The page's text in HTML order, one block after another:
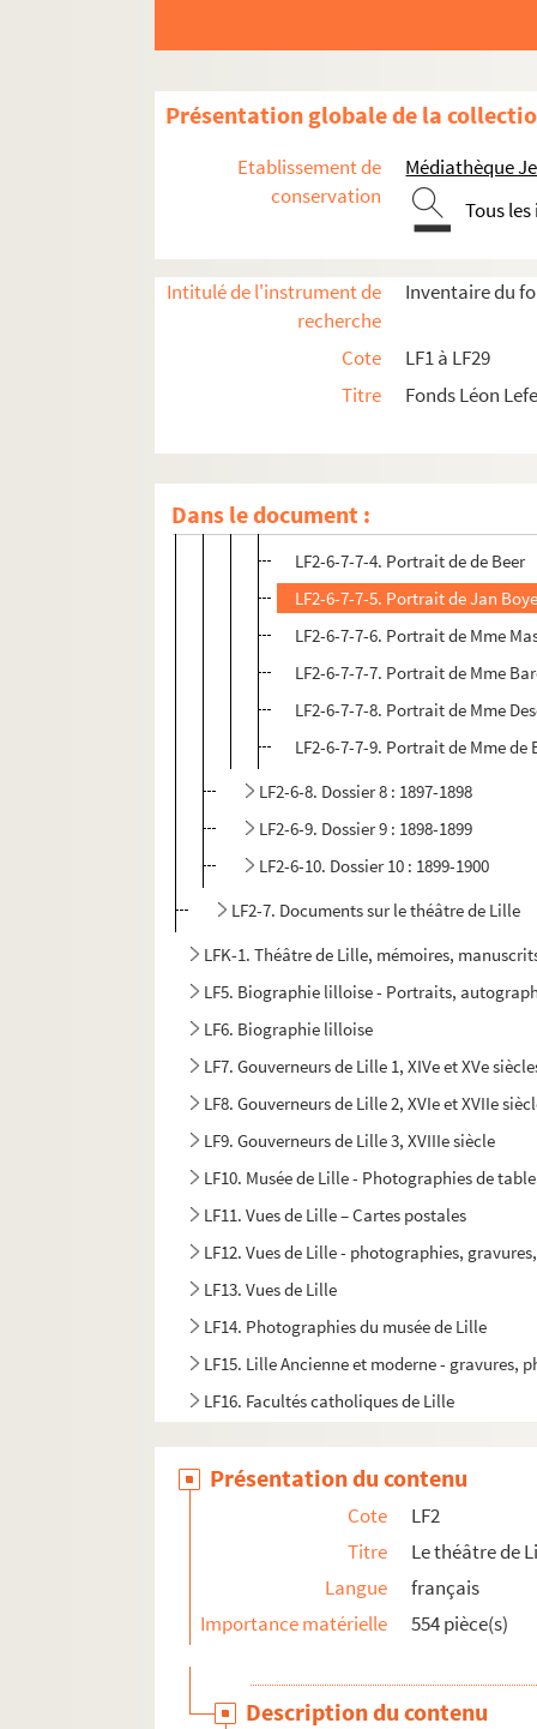
Présentation globale de la
Etablissement de
conservation
Médiathèque
Tous
Intitulé de l'instrument de
recherche
Inventaire du
Cote
LF1 à LF29
Titre
Fonds Léon
Dans le document :
LF2-6-7-1. Traités d’exploitation
LF2-6-7-2. Article de journal
LF2-6-7-3. Commission des Débuts
LF2-6-7-4. Arrêté municipal sur le
LF2-6-7-5. Répertoire
LF2-6-7-6. Tableau de la troupe
LF2-6-7-7. Portraits
LF2-6-7-7-3. Portrait de Letellier
LF2-6-7-7-4. Portrait de de Beer
LF2-6-7-7-5. Portrait de Jan
LF2-6-7-7-6. Portrait de Mme
LF2-6-7-7-7. Portrait de Mme
LF2-6-7-7-8. Portrait de Mme
LF2-6-7-7-9. Portrait de Mme de
LF2-6-8. Dossier 8 : 1897-1898
LF2-6-9. Dossier 9 : 1898-1899
LF2-6-10. Dossier 10 : 1899-1900
LF2-7. Documents sur le théâtre de Lille
LFK-1. Théâtre de Lille, mémoires,
LF5. Biographie lilloise - Portraits,
LF6. Biographie lilloise
LF7. Gouverneurs de Lille 1, XIVe et XVe
LF8. Gouverneurs de Lille 2, XVIe et XVIIe
LF9. Gouverneurs de Lille 3, XVIIIe siècle
LF10. Musée de Lille - Photographies de
LF11. Vues de Lille – Cartes postales
LF12. Vues de Lille - photographies,
LF13. Vues de Lille
LF14. Photographies du musée de Lille
LF15. Lille Ancienne et moderne - gravures,
LF16. Facultés catholiques de Lille
LF18. Brochures sur la musique à Lille
LF19. Musique à Lille
LF20. Articles extraits de journaux, histoire
LF21. Notes sur Lille et la région (1708-1912)
LF22. Lille - Ephémérides et notes
LF23. Bibliographie du Nord de la France
LF24. Vues d'Athènes prises en 1905
Présentation du contenu
Cote
LF2
Titre
Le théâtre de
Langue
français
Importance matérielle
554 pièce(s)
Description du contenu